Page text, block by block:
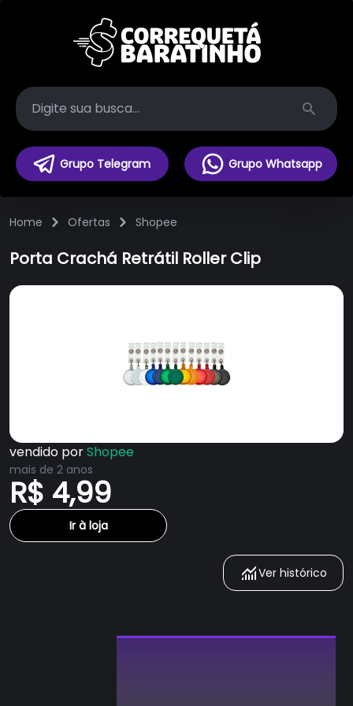
Search
Grupo Telegram Grupo Whatsapp
Home Ofertas Shopee
Porta Crachá Retrátil Roller Clip
vendido porShopee
mais de 2 anos
R$ 4,99
Ir à loja
Ver histórico